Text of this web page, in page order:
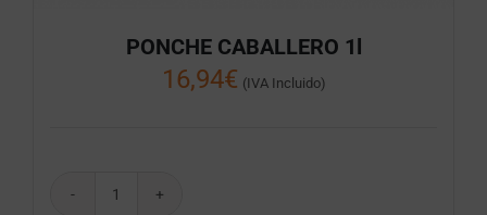
PONCHE CABALLERO 1l
16,94€ (IVA Incluido)
PONCHE